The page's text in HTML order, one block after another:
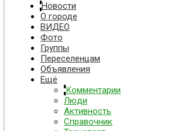
Новости
О городе
ВИДЕО
Фото
Группы
Переселенцам
Объявления
Ещё
Комментарии
Люди
Активность
Справочник